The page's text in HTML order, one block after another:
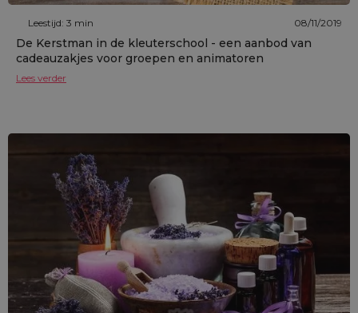
Leestijd: 3 min 08/11/2019
De Kerstman in de kleuterschool - een aanbod van
cadeauzakjes voor groepen en animatoren
Lees verder